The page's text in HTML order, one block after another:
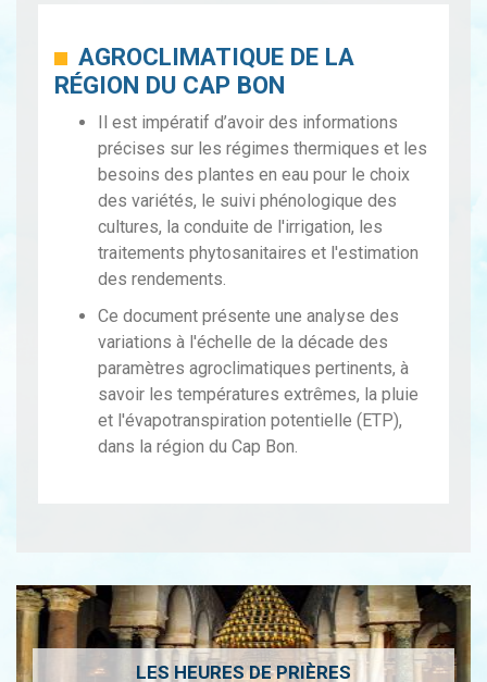
AGROCLIMATIQUE DE LA
RÉGION DU CAP BON
Il est impératif d’avoir des informations
précises sur les régimes thermiques et les
besoins des plantes en eau pour le choix
des variétés, le suivi phénologique des
cultures, la conduite de l'irrigation, les
traitements phytosanitaires et l'estimation
des rendements.
Ce document présente une analyse des
variations à l'échelle de la décade des
paramètres agroclimatiques pertinents, à
savoir les températures extrêmes, la pluie
et l'évapotranspiration potentielle (ETP),
dans la région du Cap Bon.
LES HEURES DE PRIÈRES